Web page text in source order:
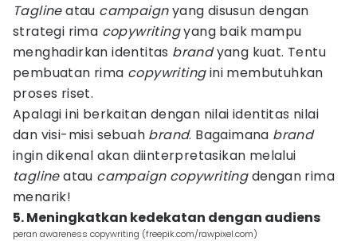
Taglineatau campaignyang disusun dengan
strategi rima copywritingyang baik mampu
menghadirkan identitas brandyang kuat. Tentu
pembuatan rima copywritingini membutuhkan
proses riset.
Apalagi ini berkaitan dengan nilai identitas nilai
dan visi-misi sebuah brand. Bagaimana brand
ingin dikenal akan diinterpretasikan melalui
taglineatau campaign copywritingdengan rima
menarik!
5. Meningkatkan kedekatan dengan audiens
peran awareness copywriting (freepik.com/rawpixel.com)